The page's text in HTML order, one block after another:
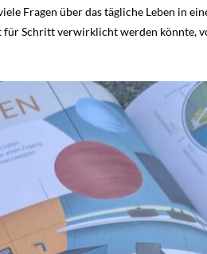
Fragen über das tägliche Leben in
Schritt verwirklicht werden könnte,